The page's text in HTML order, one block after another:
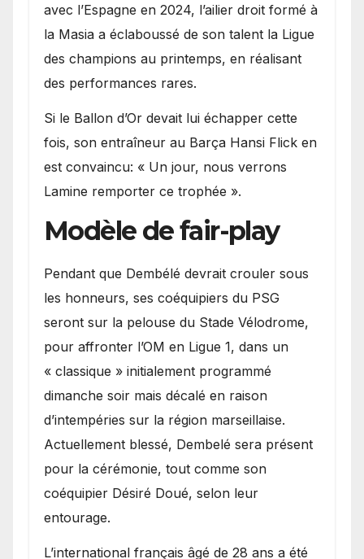
avec l’Espagne en 2024, l’ailier droit formé à
la Masia a éclaboussé de son talent la Ligue
des champions au printemps, en réalisant
des performances rares.
Si le Ballon d’Or devait lui échapper cette
fois, son entraîneur au Barça Hansi Flick en
est convaincu: « Un jour, nous verrons
Lamine remporter ce trophée ».
Modèle de fair-play
Pendant que Dembélé devrait crouler sous
les honneurs, ses coéquipiers du PSG
seront sur la pelouse du Stade Vélodrome,
pour affronter l’OM en Ligue 1, dans un
« classique » initialement programmé
dimanche soir mais décalé en raison
d’intempéries sur la région marseillaise.
Actuellement blessé, Dembelé sera présent
pour la cérémonie, tout comme son
coéquipier Désiré Doué, selon leur
entourage.
L’international français âgé de 28 ans a été